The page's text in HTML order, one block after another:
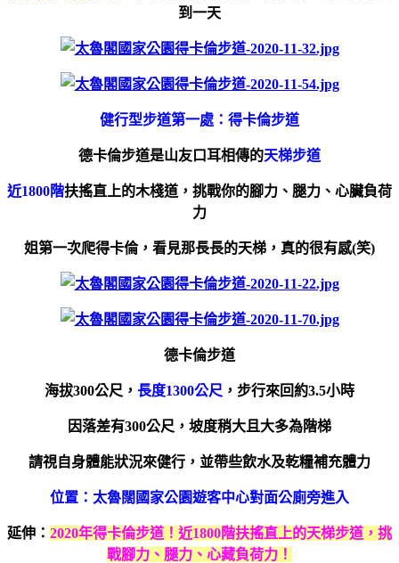
到一天
健行型步道第一處：得卡倫步道
德卡倫步道是山友口耳相傳的天梯步道
近1800階扶搖直上的木棧道，挑戰你的腳力、腿力、心臟負荷
力
姐第一次爬得卡倫，看見那長長的天梯，真的很有感(笑)
德卡倫步道
海拔300公尺， 長度1300公尺 ，步行來回約3.5小時
因落差有300公尺，坡度稍大且大多為階梯
請視自身體能狀況來健行，並帶些飲水及乾糧補充體力
位置：太魯闊國家公園遊客中心對面公廁旁進入
延伸： 2020年得卡倫步道！近1800階扶搖直上的天梯步道，挑
戰腳力、腿力、心藏負荷力！